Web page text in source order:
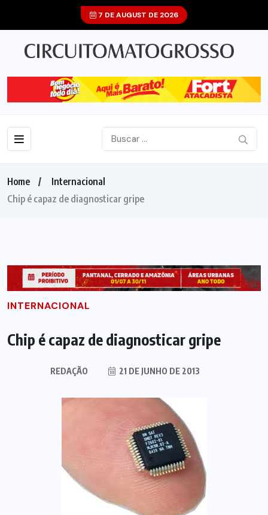
7 DE AUGUST DE 2026
Home
Internacional
Chip é capaz de diagnosticar gripe
INTERNACIONAL
Chip é capaz de diagnosticar gripe
REDAÇÃO 21 DE JUNHO DE 2013